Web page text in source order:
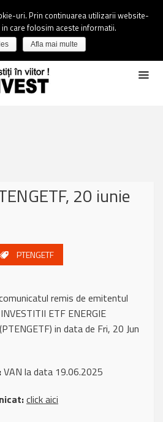
20 iunie
PTENGETF
remis de emitentul
ETF ENERGIE
in data de Fri, 20 Jun
VAN la data 19.06.2025
click aici
uri. Prin continuarea utilizarii website-
in care folosim aceste informatii.
Afla mai multe